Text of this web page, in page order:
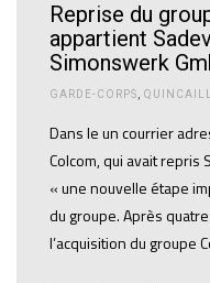
Reprise du
appartient
Simonswerk
GARDE-CORPS,
Dans le un courrier
Colcom, qui avait repris
« une nouvelle étape
du groupe. Après
l’acquisition du groupe